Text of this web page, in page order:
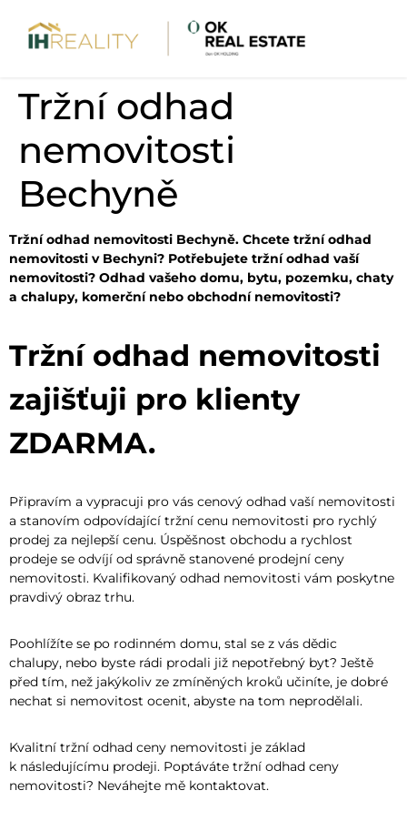
Tržní odhad
nemovitosti
Bechyně
Tržní odhad nemovitosti Bechyně. Chcete tržní odhad
nemovitosti v Bechyni? Potřebujete tržní odhad vaší
nemovitosti? Odhad vašeho domu, bytu, pozemku, chaty
a chalupy, komerční nebo obchodní nemovitosti?
Tržní odhad nemovitosti
zajišťuji pro klienty
ZDARMA.
Připravím a vypracuji pro vás cenový odhad vaší nemovitosti
a stanovím odpovídající tržní cenu nemovitosti pro rychlý
prodej za nejlepší cenu. Úspěšnost obchodu a rychlost
prodeje se odvíjí od správně stanovené prodejní ceny
nemovitosti. Kvalifikovaný odhad nemovitosti vám poskytne
pravdivý obraz trhu.
Poohlížíte se po rodinném domu, stal se z vás dědic
chalupy, nebo byste rádi prodali již nepotřebný byt? Ještě
před tím, než jakýkoliv ze zmíněných kroků učiníte, je dobré
nechat si nemovitost ocenit, abyste na tom neprodělali.
Kvalitní tržní odhad ceny nemovitosti je základ
k následujícímu prodeji. Poptáváte tržní odhad ceny
nemovitosti? Neváhejte mě kontaktovat.